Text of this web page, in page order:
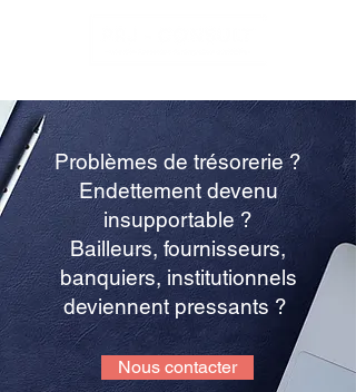
Problèmes de trésorerie ?
Endettement devenu
insupportable ?
Bailleurs, fournisseurs,
banquiers, institutionnels
deviennent pressants ?
Nous contacter